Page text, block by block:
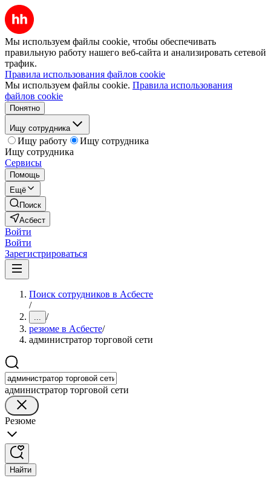
Мы используем файлы cookie, чтобы обеспечивать
правильную работу нашего веб-сайта и анализировать сетевой
трафик.
Правила использования файлов cookie
Мы используем файлы cookie. Правила использования
файлов cookie
Понятно
Ищу сотрудника
Ищу работу
Ищу сотрудника
Ищу сотрудника
Сервисы
Помощь
Ещё
Поиск
Асбест
Войти
Войти
Зарегистрироваться
Поиск сотрудников в Асбесте
/
... /
резюме в Асбесте/
администратор торговой сети
администратор торговой сети
Резюме
Найти